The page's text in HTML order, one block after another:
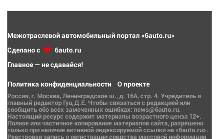
Межотраслевой автомобильный портал «6auto.ru»
Сделано с
6auto.ru
Главное — не сдавайся!
Политика конфиденциальности О проекте
Россия, г. Москва, Ленинградское ш., д. 16А, стр. 4. Учредитель и
главный редактор Гуц Д.Е. Чтобы связаться с редакцией или
сообщить обо всех замеченных ошибках: news@6auto.ru.
Настоящий ресурс содержит материалы возрастного ценза 12+.
Полное или частичное копирование материалов сайта, разрешено
только при наличие активной индексируемой ссылки на «6auto.ru».
Реестровая запись о регистрации средства массовой информации